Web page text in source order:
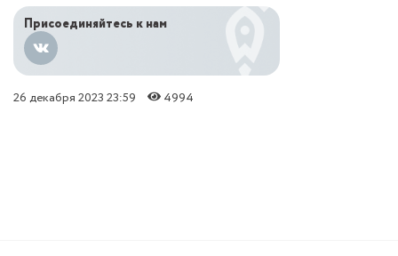
Присоединяйтесь к нам
26 декабря 2023 23:59 4994